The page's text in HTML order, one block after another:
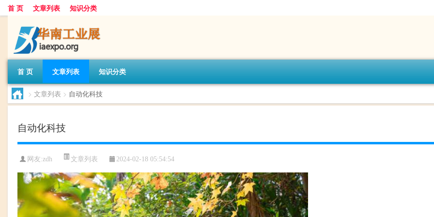
首 页 文章列表 知识分类
首 页 文章列表 知识分类
> 文章列表 > 自动化科技
自动化科技
网友:zdh 文章列表 2024-02-18 05:54:54